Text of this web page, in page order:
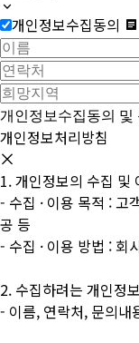
개인정보수집동의
개인정보수집동의 및
개인정보처리방침
1. 개인정보의 수집 및
- 수집 · 이용 목적 : 고
공 등
- 수집 · 이용 방법 : 회
2. 수집하려는 개인정
- 이름, 연락처, 문의내